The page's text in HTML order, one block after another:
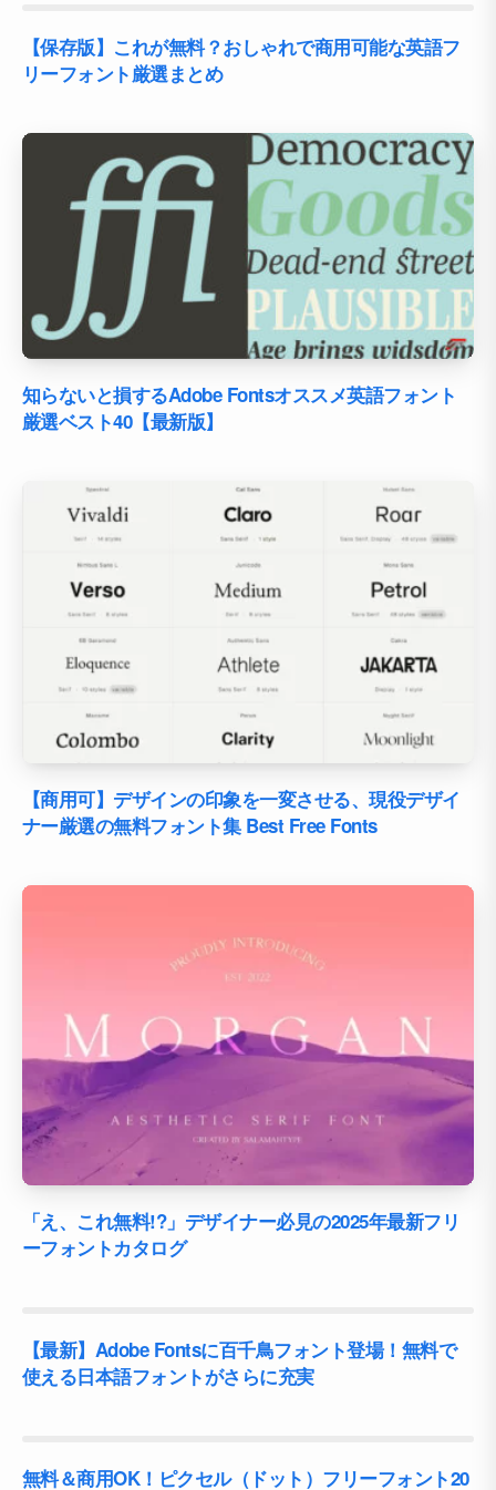
【保存版】これが無料？おしゃれで商用可能な英語フ
リーフォント厳選まとめ
知らないと損するAdobe Fontsオススメ英語フォント
厳選ベスト40【最新版】
【商用可】デザインの印象を一変させる、現役デザイ
ナー厳選の無料フォント集 Best Free Fonts
「え、これ無料!?」デザイナー必見の2025年最新フリ
ーフォントカタログ
【最新】Adobe Fontsに百千鳥フォント登場！無料で
使える日本語フォントがさらに充実
無料＆商用OK！ピクセル（ドット）フリーフォント20